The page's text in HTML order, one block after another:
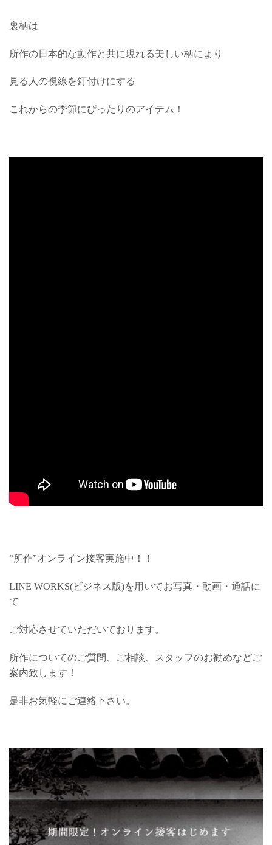
裏柄は
所作の日本的な動作と共に現れる美しい柄により
見る人の視線を釘付けにする
これからの季節にぴったりのアイテム！
“所作”オンライン接客実施中！！
LINE WORKS(ビジネス版)を用いてお写真・動画・通話に
て
ご対応させていただいております。
所作についてのご質問、ご相談、スタッフのお勧めなどご
案内致します！
是非お気軽にご連絡下さい。